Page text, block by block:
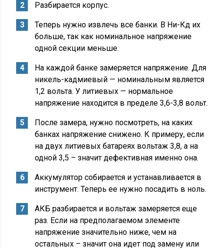
Разбирается корпус.
Теперь нужно извлечь все банки. В Ни-Кд их
больше, так как номинальное напряжение
одной секции меньше.
На каждой банке замеряется напряжение. Для
никель-кадмиевый — номинальным является
1,2 вольта. У литиевых — нормальное
напряжение находится в пределе 3,6-3,8 вольт.
После замера, нужно посмотреть, на каких
банках напряжение снижено. К примеру, если
на двух литиевых батареях вольтаж 3,8, а на
одной 3,5 – значит дефективная именно она.
Аккумулятор собирается и устанавливается в
инструмент. Теперь ее нужно посадить в ноль.
АКБ разбирается и вольтаж замеряется еще
раз. Если на предполагаемом элементе
напряжение значительно ниже, чем на
остальных – значит она идет под замену или